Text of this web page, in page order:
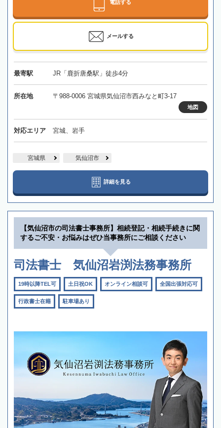
電話する
メールする
最寄駅 JR「鹿折唐桑駅」徒歩4分
所在地 〒988-0006 宮城県気仙沼市西みなと町3-17
地図
対応エリア 宮城、岩手
宮城県 気仙沼市
詳細を見る
【気仙沼市の司法書士事務所】相続登記・相続手続きに関
するご不安・お悩みはぜひ当事務所にご相談ください
司法書士 気仙沼岩渕法務事務所
19時以降TEL可 土日祝OK オンライン相談可 全国出張対応可
行政書士在籍 駐車場あり